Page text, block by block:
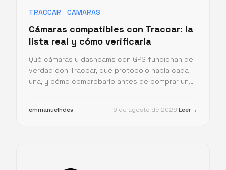
TRACCAR CAMARAS
Cámaras compatibles con Traccar: la
lista real y cómo verificarla
Qué cámaras y dashcams con GPS funcionan de
verdad con Traccar, qué protocolo habla cada
una, y cómo comprobarlo antes de comprar un
emmanuelhdev 6 de agosto de 2026 Leer→